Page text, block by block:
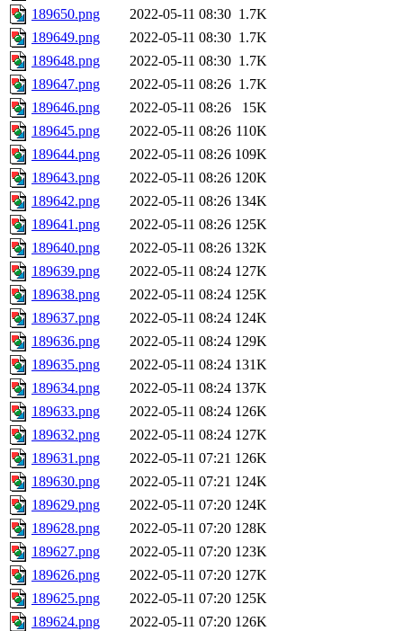
189650.png
2022-05-11 08:30 1.7K
189649.png
2022-05-11 08:30 1.7K
189648.png
2022-05-11 08:30 1.7K
189647.png
2022-05-11 08:26 1.7K
189646.png
2022-05-11 08:26
15K
189645.png
2022-05-11 08:26 110K
189644.png
2022-05-11 08:26 109K
189643.png
2022-05-11 08:26 120K
189642.png
2022-05-11 08:26 134K
189641.png
2022-05-11 08:26 125K
189640.png
2022-05-11 08:26 132K
189639.png
2022-05-11 08:24 127K
189638.png
2022-05-11 08:24 125K
189637.png
2022-05-11 08:24 124K
189636.png
2022-05-11 08:24 129K
189635.png
2022-05-11 08:24 131K
189634.png
2022-05-11 08:24 137K
189633.png
2022-05-11 08:24 126K
189632.png
2022-05-11 08:24 127K
189631.png
2022-05-11 07:21 126K
189630.png
2022-05-11 07:21 124K
189629.png
2022-05-11 07:20 124K
189628.png
2022-05-11 07:20 128K
189627.png
2022-05-11 07:20 123K
189626.png
2022-05-11 07:20 127K
189625.png
2022-05-11 07:20 125K
189624.png
2022-05-11 07:20 126K